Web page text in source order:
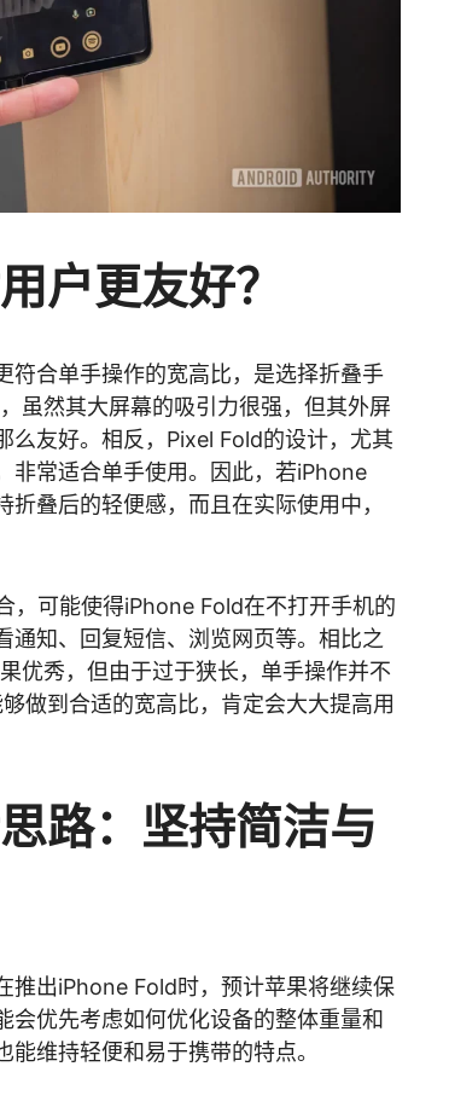
户更友好？
符合单手操作的宽高比，是选择折叠手
虽然其大屏幕的吸引力很强，但其外屏
么友好。相反，Pixel Fold的设计，尤其
非常适合单手使用。因此，若iPhone
叠后的轻便感，而且在实际使用中，
，可能使得iPhone Fold在不打开手机的
通知、回复短信、浏览网页等。相比之
优秀，但由于过于狭长，单手操作并不
做到合适的宽高比，肯定会大大提高用
路：坚持简洁与
推出iPhone Fold时，预计苹果将继续保
优先考虑如何优化设备的整体重量和
维持轻便和易于携带的特点。